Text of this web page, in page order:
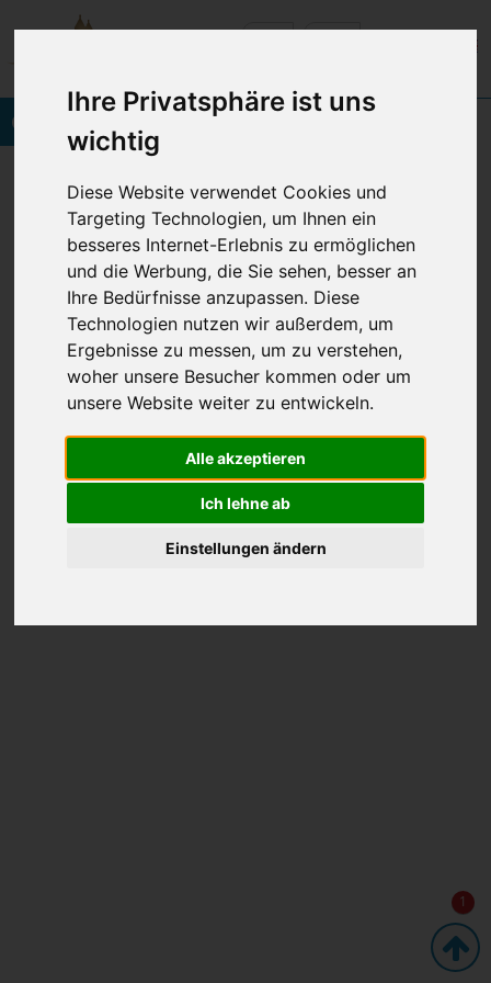
Ihre Privatsphäre ist uns
wichtig
Diese Website verwendet Cookies und
Targeting Technologien, um Ihnen ein
besseres Internet-Erlebnis zu ermöglichen
und die Werbung, die Sie sehen, besser an
Ihre Bedürfnisse anzupassen. Diese
Technologien nutzen wir außerdem, um
Ergebnisse zu messen, um zu verstehen,
woher unsere Besucher kommen oder um
unsere Website weiter zu entwickeln.
Alle akzeptieren
Ich lehne ab
Einstellungen ändern
Onlinebuchung
Verschiedenes
Bildergalerie
© 2026 VINETA HOTELS USEDOM
Navigation
überspringen
Impressum Datenschutz AGB BFSG
1